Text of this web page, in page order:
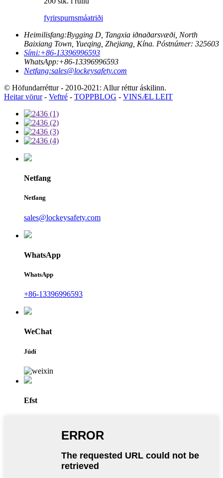
fyrirspurnsmáatriði
Heimilisfang:Bygging D, Tangxia iðnaðarsvæði, North
Baixiang Town, Yueqing, Zhejiang, Kína. Póstnúmer: 325603
Sími:+86-13396996593
WhatsApp:+86-13396996593
Netfang:sales@lockeysafety.com
© Höfundarréttur - 2010-2021: Allur réttur áskilinn.
Heitar vörur- Veftré - TOPPBLOG - VINSÆL LEIT
Netfang
Netfang
sales@lockeysafety.com
WhatsApp
WhatsApp
+86-13396996593
WeChat
Júdí
Efst